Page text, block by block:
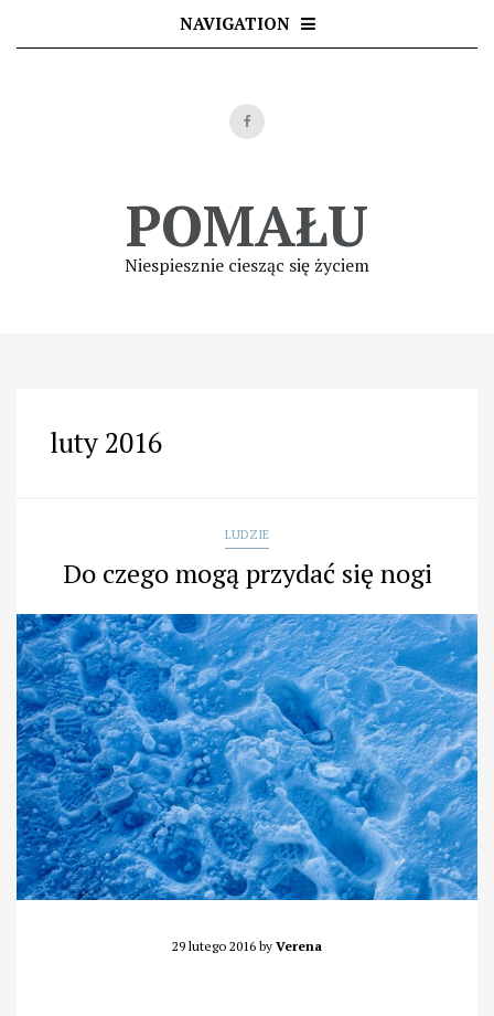
NAVIGATION
POMAŁU
Niespiesznie ciesząc się życiem
luty 2016
LUDZIE
Do czego mogą przydać się nogi
29 lutego 2016 by Verena